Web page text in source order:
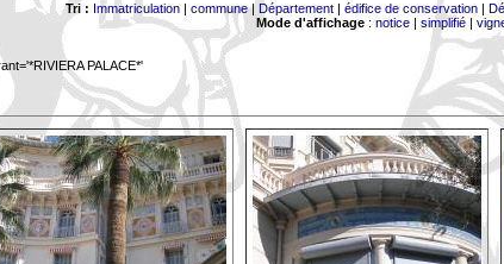
Tri : Immatriculation| commune| Département| édifice de conservation|
Mode d'affichage: notice| simplifié|
PALACE*'